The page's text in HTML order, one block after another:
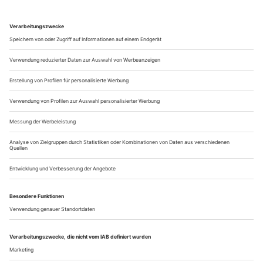
Hitlers Traum vom Tausendjährigen Reich nicht mehr war als
eine aberwitzig-grausame Selbstüberhöhung, da entscheidet
sich der lettische Komponist und Dirigent Bruno Skulte, zu
dieser Zeit...
Im Spiegelkabinett
Mariss Jansons dirigiert Tschaikowsky in Amsterdam aus der
Perspektive Strawinskys, Stefan Herheim deutet «Eugen Onegin» als
Spiel der Bewusstseinsströme
Eugen Onegin» als Tragödie verfehlten Lebens­glücks: So sieht
Stefan Herheim Tschaikowskys Szenenfolge, mit der er an der
Nederlandse Opera im Rahmen des Holland Festivals
debütierte. Das Concertgebouworkest mit seinen überirdisch
schönen Hörnern saß im Graben, Mariss Jansons dirigierte.
Eine Luxusbesetzung. Manches Bild schärfte die Ohren wie
der vorher in dieser...